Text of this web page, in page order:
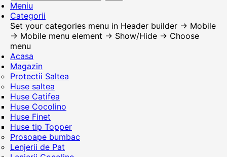
Meniu
Categorii
Set your categories menu in Header builder -> Mobile
-> Mobile menu element -> Show/Hide -> Choose
menu
Acasa
Magazin
Protectii Saltea
Huse saltea
Huse Catifea
Huse Cocolino
Huse Finet
Huse tip Topper
Prosoape bumbac
Lenjerii de Pat